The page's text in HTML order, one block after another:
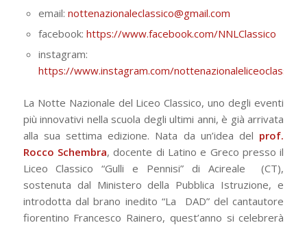
email: nottenazionaleclassico@gmail.com
facebook: https://www.facebook.com/NNLClassico
instagram:
https://www.instagram.com/nottenazionaleliceoclassico/
La Notte Nazionale del Liceo Classico, uno degli eventi
più innovativi nella scuola degliultimi anni, è già arrivata
alla sua settima edizione. Nata da un’idea del prof.
Rocco Schembra, docente di Latino e Greco presso il
Liceo Classico “Gulli e Pennisi” di Acireale
(CT),
sostenuta dal Ministero della Pubblica Istruzione, e
introdotta dal brano inedito “La
DAD” del cantautore
fiorentino Francesco Rainero, quest’anno si celebrerà